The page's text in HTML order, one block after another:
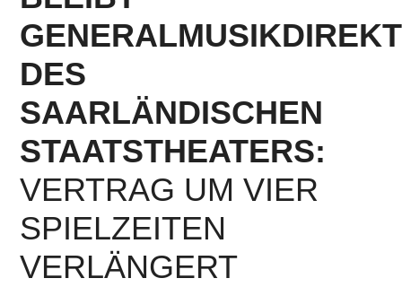
DES
SAARLÄNDISCHEN
STAATSTHEATERS:
VERTRAG UM VIER
SPIELZEITEN
VERLÄNGERT